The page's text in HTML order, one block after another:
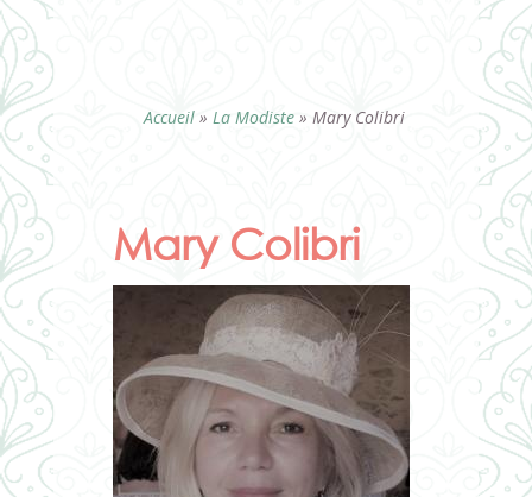
Accueil» La Modiste» Mary Colibri
Mary Colibri